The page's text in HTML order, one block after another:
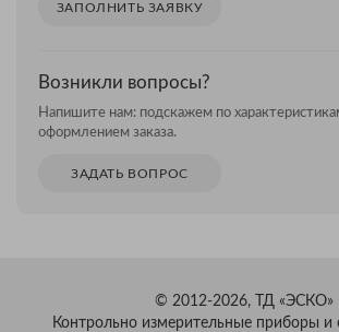
ЗАПОЛНИТЬ ЗАЯВКУ
Возникли вопросы?
Напишите нам: подскажем по
оформлением заказа.
ЗАДАТЬ ВОПРОС
© 2012-2026, ТД «ЭСКО»
Контрольно измерительные приборы и